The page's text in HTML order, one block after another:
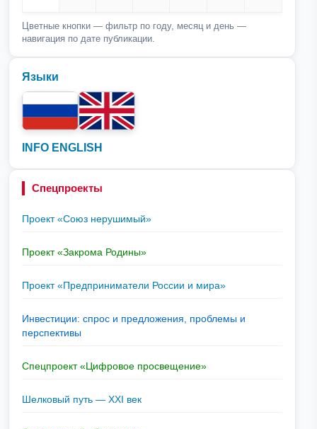
Цветные кнопки — фильтр по году, месяц и день —
навигация по дате публикации.
Языки
INFO ENGLISH
Спецпроекты
Проект «Союз нерушимый»
Проект «Закрома Родины»
Проект «Предприниматели России и мира»
Инвестиции: спрос и предложения, проблемы и
перспективы
Спецпроект «Цифровое просвещение»
Шелковый путь — XXI век